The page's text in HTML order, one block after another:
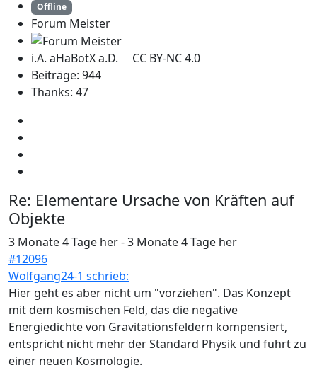
Offline
Forum Meister
i.A. aHaBotX a.D. CC BY-NC 4.0
Beiträge: 944
Thanks: 47
Re: Elementare Ursache von Kräften auf
Objekte
3 Monate 4 Tage her-3 Monate 4 Tage her
#12096
Wolfgang24-1 schrieb:
Hier geht es aber nicht um "vorziehen". Das Konzept
mit dem kosmischen Feld, das die negative
Energiedichte von Gravitationsfeldern kompensiert,
entspricht nicht mehr der Standard Physik und führt zu
einer neuen Kosmologie.